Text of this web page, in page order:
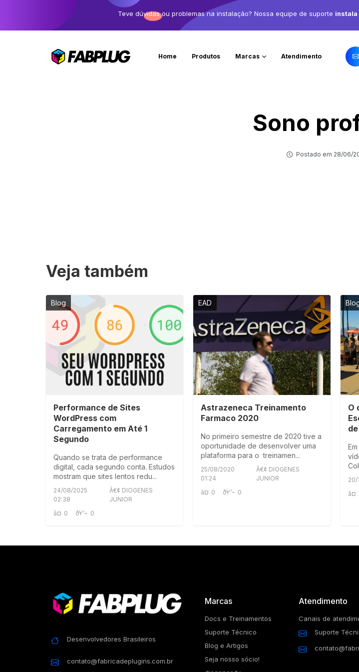
Teve dúvidas ou problemas na instalação? Nossa equipe de suporte instala
Home Produtos Marcas Atendimento
Sono
Postado em 28/06/
Veja também
Blog
Performance de Sites
WordPress com
Carregamento em Até 1
Segundo
Quando se trata de performance
digital, cada segundo conta. Estudos
mostram que sites lentos redu...
24/08/2025
02:38
Â€¢ DIOGENES
JUNIOR
â¤ 0 ðŸ’¬ 0
EAD
Astrazeneca Treinamento
Farmaco 2020
No primeiro semestre de 2020 tive a
oportunidade de desenvolver uma
plataforma para o treinamen...
25/08/2020
01:24
Â€¢ DIOGENES
JUNIOR
â¤ 0 ðŸ’¬ 0
O
20/
â¤
Desenvolvedores Brasileiros
contato@fabricadeplugins.com.br
Marcas
Docs e Treinamentos
Suporte Técnico
Blog e Artigos
Seja nosso sócio!
Atendimento
Canais de
Suporte